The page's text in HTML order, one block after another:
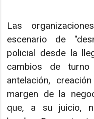
Las
escenario de
policial desde la
cambios de turno
antelación,
margen de la
que, a su juicio,